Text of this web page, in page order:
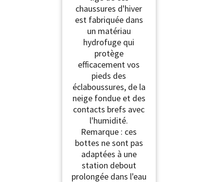
chaussures d'hiver
est fabriquée dans
un matériau
hydrofuge qui
protège
efficacement vos
pieds des
éclaboussures, de la
neige fondue et des
contacts brefs avec
l'humidité.
Remarque : ces
bottes ne sont pas
adaptées à une
station debout
prolongée dans l'eau